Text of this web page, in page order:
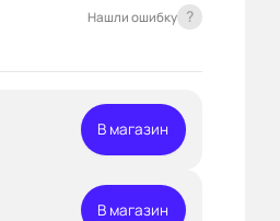
Нашли ошибку ?
В магазин
В магазин